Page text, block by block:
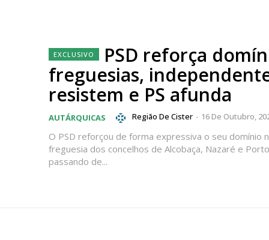
PSD reforça
freguesias,
resistem e PS afunda
AUTÁRQUICAS Região De Cister - 16 De Outubro,
O PSD reforçou de forma expressiva o seu domínio
freguesia dos concelhos de Alcobaça, Nazaré e
passando de...